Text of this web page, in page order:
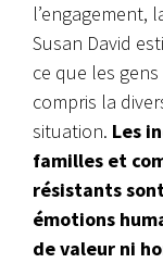
l’engagement,
Susan David
ce que les
compris la
situation. Les
familles et
résistants
émotions
de valeur ni